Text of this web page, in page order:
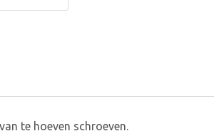
te hoeven schroeven.